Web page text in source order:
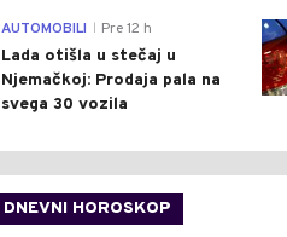
AUTOMOBILI Pre 12 h
Lada otišla u stečaj u
Njemačkoj: Prodaja pala na
svega 30 vozila
DNEVNI HOROSKOP